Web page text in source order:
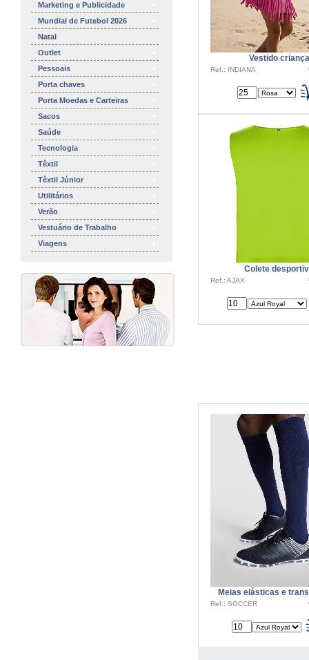
Marketing e Publicidade
Mundial de Futebol 2026
Natal
Outlet
Pessoais
Porta chaves
Porta Moedas e Carteiras
Sacos
Saúde
Tecnologia
Têxtil
Têxtil Júnior
Utilitários
Verão
Vestuário de Trabalho
Viagens
Vestido criança
Ref.: INDIANA
Colete
Ref.: AJAX
Meias elásticas e
Ref.: SOCCER